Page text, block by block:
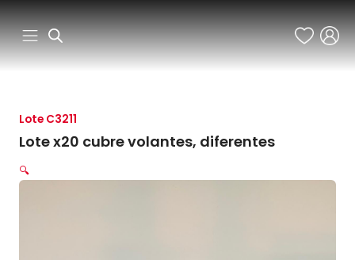
Ir
al
contenido
Lote C3211
Lote x20 cubre volantes, diferentes
🔍